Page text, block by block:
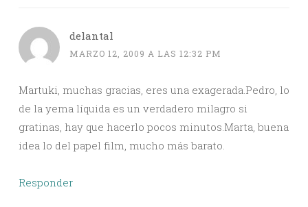
delantal
MARZO 12, 2009 A LAS 12:32 PM
Martuki, muchas gracias, eres una exagerada.Pedro, lo
de la yema líquida es un verdadero milagro si
gratinas, hay que hacerlo pocos minutos.Marta, buena
idea lo del papel film, mucho más barato.
Responder